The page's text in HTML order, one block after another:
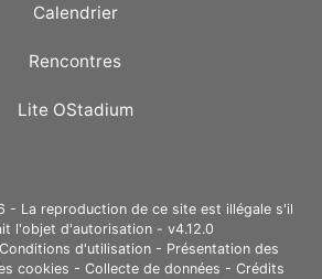
Calendrier
Rencontres
Lite OStadium
La reproduction de ce site est illégale s'il
l'objet d'autorisation - v4.12.0
Conditions d'utilisation- Présentation des
cookies - Collecte de données - Crédits